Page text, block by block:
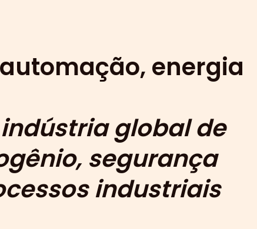
energia
global de
segurança
industriais